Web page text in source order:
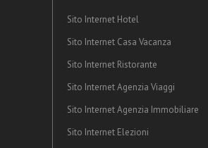
Sito Internet Hotel
Sito Internet Casa Vacanza
Sito Internet Ristorante
Sito Internet Agenzia Viaggi
Sito Internet Agenzia Immobiliare
Sito Internet Elezioni